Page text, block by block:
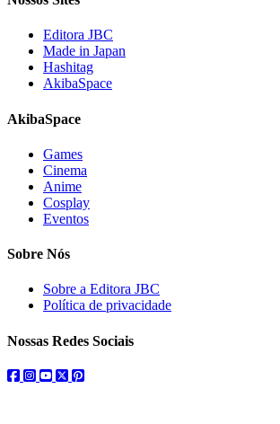
Editora JBC
Made in Japan
Hashitag
AkibaSpace
AkibaSpace
Games
Cinema
Anime
Cosplay
Eventos
Sobre Nós
Sobre a Editora JBC
Política de privacidade
Nossas Redes Sociais
facebook
instagram
youtube
twitterpinterest